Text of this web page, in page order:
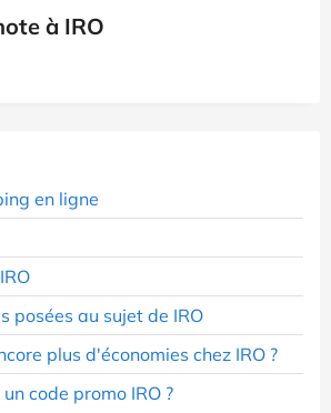
à IRO
en ligne
posées au sujet de IRO
plus d'économies chez IRO ?
code promo IRO ?